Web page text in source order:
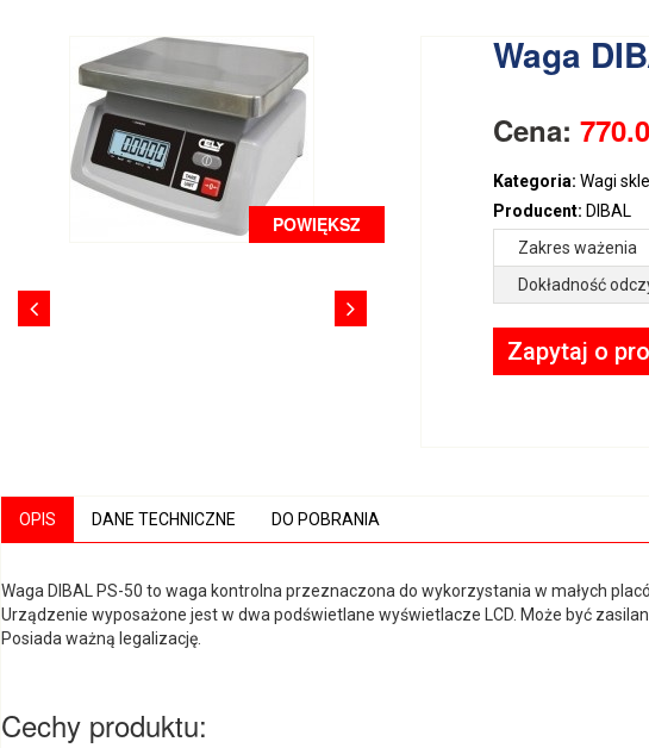
POWIĘKSZ
Waga
Cena:
Kategoria: Wagi
Producent: DIBAL
Zakres ważenia
Dokładność
Zapytaj o
OPIS DANE TECHNICZNE DO POBRANIA
Waga DIBAL PS-50 to waga kontrolna przeznaczona do wykorzystania w małych
Urządzenie wyposażone jest w dwa podświetlane wyświetlacze LCD. Może być
Posiada ważną legalizację.
Cechy produktu: